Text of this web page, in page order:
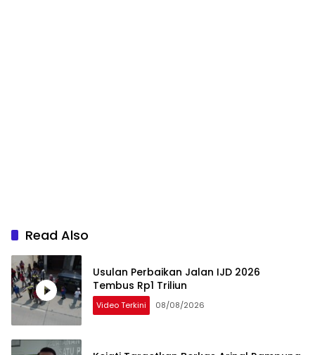
Read Also
Usulan Perbaikan Jalan IJD 2026
Tembus Rp1 Triliun
Video Terkini 08/08/2026